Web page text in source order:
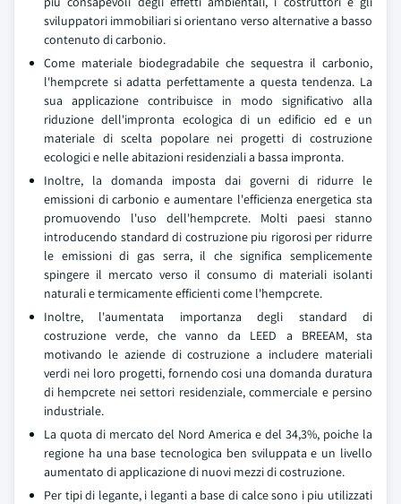
sviluppatori immobiliari si orientano verso alternative a basso
contenuto di carbonio.
Come materiale biodegradabile che sequestra il carbonio,
l'hempcrete si adatta perfettamente a questa tendenza. La
sua applicazione contribuisce in modo significativo alla
riduzione dell'impronta ecologica di un edificio ed e un
materiale di scelta popolare nei progetti di costruzione
ecologici e nelle abitazioni residenziali a bassa impronta.
Inoltre, la domanda imposta dai governi di ridurre le
emissioni di carbonio e aumentare l'efficienza energetica sta
promuovendo l'uso dell'hempcrete. Molti paesi stanno
introducendo standard di costruzione piu rigorosi per ridurre
le emissioni di gas serra, il che significa semplicemente
spingere il mercato verso il consumo di materiali isolanti
naturali e termicamente efficienti come l'hempcrete.
Inoltre, l'aumentata importanza degli standard di
costruzione verde, che vanno da LEED a BREEAM, sta
motivando le aziende di costruzione a includere materiali
verdi nei loro progetti, fornendo cosi una domanda duratura
di hempcrete nei settori residenziale, commerciale e persino
industriale.
La quota di mercato del Nord America e del 34,3%, poiche la
regione ha una base tecnologica ben sviluppata e un livello
aumentato di applicazione di nuovi mezzi di costruzione.
Per tipi di legante, i leganti a base di calce sono i piu utilizzati